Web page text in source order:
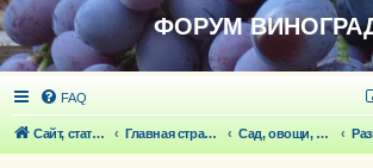
ФОРУМ
FAQ
Сайт, статьи Главная страница Сад, овощи, ягодники, цветы, беседка